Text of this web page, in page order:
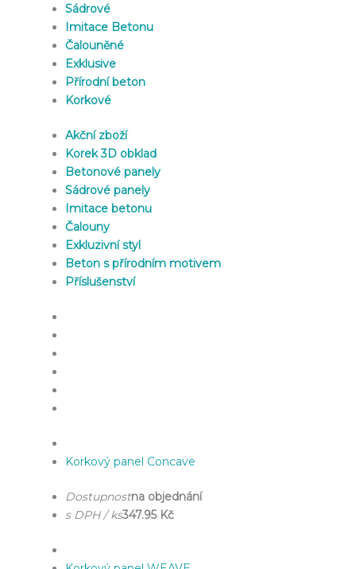
Sádrové
Imitace Betonu
Čalouněné
Exklusive
Přírodní beton
Korkové
Akční zboží
Korek 3D obklad
Betonové panely
Sádrové panely
Imitace betonu
Čalouny
Exkluzivní styl
Beton s přírodním motivem
Příslušenství
Korkový panel Concave
Dostupnostna objednání
s DPH / ks347.95 Kč